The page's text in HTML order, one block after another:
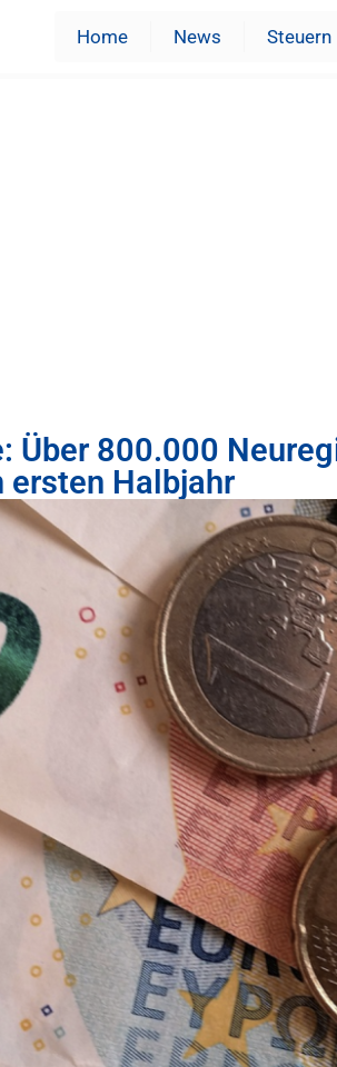
Home News Steuern
Über 800.000
ersten Halbjahr